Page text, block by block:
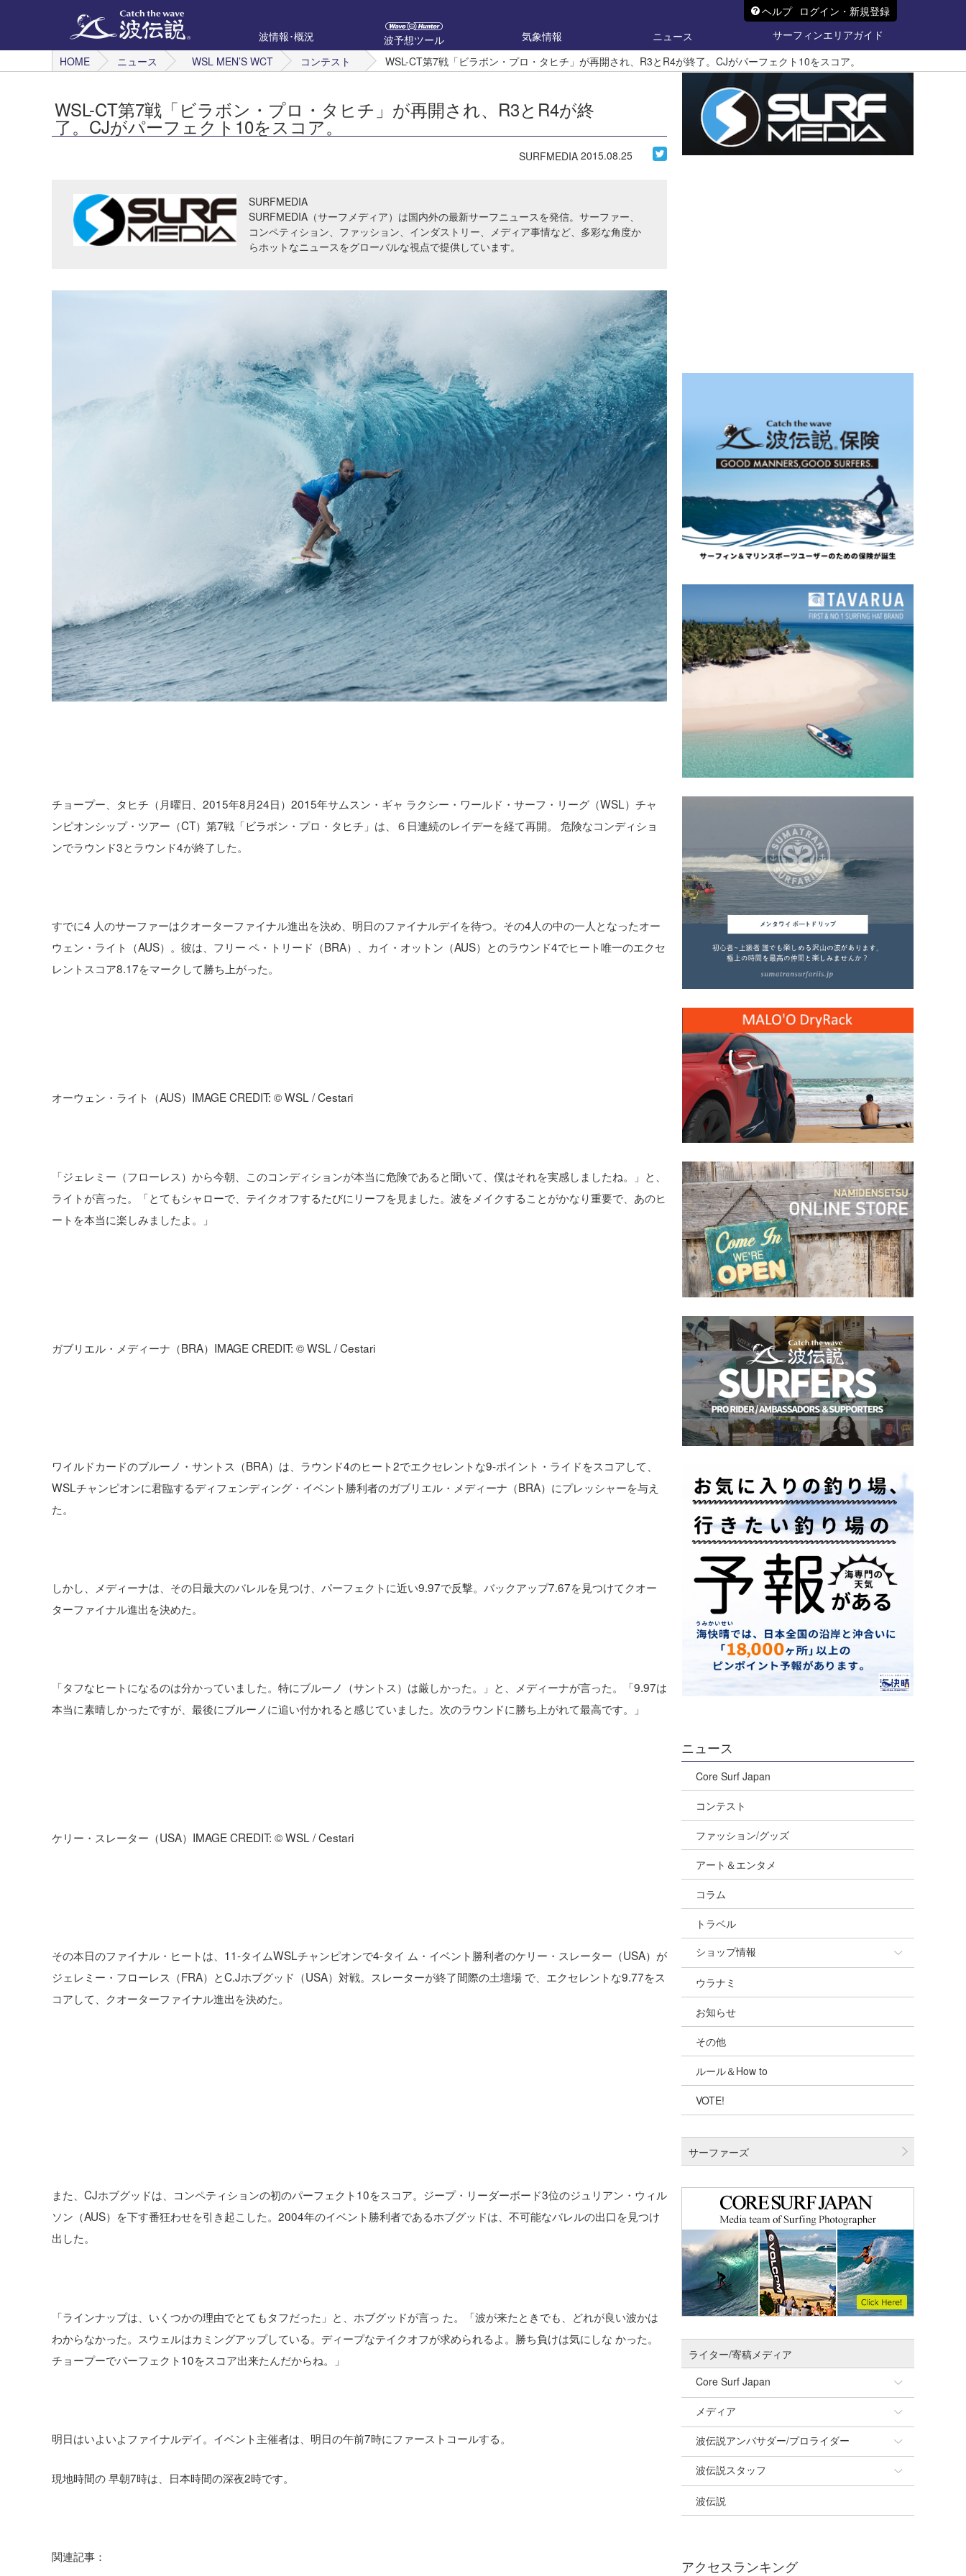
ヘルプ ログイン・新規登録
波情報･概況
波予想ツール 気象情報 ニュース
サーフィンエリアガイド
HOME
ニュース WSL MEN’S WCT コンテスト WSL-CT第7戦「ビラボン・プロ・タヒチ」が再開され、R3とR4が終了。CJがパーフェクト10をスコア。
WSL-CT第7戦「ビラボン・プロ・タヒチ」が再開され、R3とR4が終
了。CJがパーフェクト10をスコア。
SURFMEDIA 2015.08.25
SURFMEDIA
SURFMEDIA（サーフメディア）は国内外の最新サーフニュースを発信。サーファー、
コンペティション、ファッション、インダストリー、メディア事情など、多彩な角度か
らホットなニュースをグローバルな視点で提供しています。
チョープー、タヒチ（月曜日、2015年8月24日）2015年サムスン・ギャ ラクシー・ワールド・サーフ・リーグ（WSL）チャ
ンピオンシップ・ツアー（CT）第7戦「ビラボン・プロ・タヒチ」は、６日連続のレイデーを経て再開。 危険なコンディショ
ンでラウンド3とラウンド4が終了した。
すでに4 人のサーファーはクオーターファイナル進出を決め、明日のファイナルデイを待つ。その4人の中の一人となったオー
ウェン・ライト（AUS）。彼は、フリー ペ・トリード（BRA）、カイ・オットン（AUS）とのラウンド4でヒート唯一のエクセ
レントスコア8.17をマークして勝ち上がった。
オーウェン・ライト（AUS）IMAGE CREDIT: © WSL / Cestari
「ジェレミー（フローレス）から今朝、このコンディションが本当に危険であると聞いて、僕はそれを実感しましたね。」と、
ライトが言った。「とてもシャローで、テイクオフするたびにリーフを見ました。波をメイクすることがかなり重要で、あのヒ
ートを本当に楽しみましたよ。」
ガブリエル・メディーナ（BRA）IMAGE CREDIT: © WSL / Cestari
ワイルドカードのブルーノ・サントス（BRA）は、ラウンド4のヒート2でエクセレントな9-ポイント・ライドをスコアして、
WSLチャンピオンに君臨するディフェンディング・イベント勝利者のガブリエル・メディーナ（BRA）にプレッシャーを与え
た。
しかし、メディーナは、その日最大のバレルを見つけ、パーフェクトに近い9.97で反撃。バックアップ7.67を見つけてクオー
ターファイナル進出を決めた。
「タフなヒートになるのは分かっていました。特にブルーノ（サントス）は厳しかった。」と、メディーナが言った。「9.97は
本当に素晴しかったですが、最後にブルーノに追い付かれると感じていました。次のラウンドに勝ち上がれて最高です。」
ケリー・スレーター（USA）IMAGE CREDIT: © WSL / Cestari
その本日のファイナル・ヒートは、11-タイムWSLチャンピオンで4-タイ ム・イベント勝利者のケリー・スレーター（USA）が
ジェレミー・フローレス（FRA）とC.Jホブグッド（USA）対戦。スレーターが終了間際の土壇場 で、エクセレントな9.77をス
コアして、クオーターファイナル進出を決めた。
また、CJホブグッドは、コンペティションの初のパーフェクト10をスコア。ジープ・リーダーボード3位のジュリアン・ウィル
ソン（AUS）を下す番狂わせを引き起こした。2004年のイベント勝利者であるホブグッドは、不可能なバレルの出口を見つけ
出した。
「ラインナップは、いくつかの理由でとてもタフだった」と、ホブグッドが言っ た。「波が来たときでも、どれが良い波かは
わからなかった。スウェルはカミングアップしている。ディープなテイクオフが求められるよ。勝ち負けは気にしな かった。
チョープーでパーフェクト10をスコア出来たんだからね。」
明日はいよいよファイナルデイ。イベント主催者は、明日の午前7時にファーストコールする。
現地時間の 早朝7時は、日本時間の深夜2時です。
関連記事：
ニュース
Core Surf Japan
コンテスト
ファッション/グッズ
アート＆エンタメ
コラム
トラベル
ショップ情報
ショップ情報
湘南
千葉北
伊豆
千葉南
四国
沖縄
ウラナミ
お知らせ
その他
ルール＆How to
VOTE!
サーファーズ
ライター/寄稿メディア
Core Surf Japan
Naoya Kimoto
mitsuteru Kamio
Yasunari Inoue
Yoshiyuki Obata
DELTA FORCE SURF
メディア
SURFMEDIA
Colors MAGAZINE
WAVAL
波伝説アンバサダー/プロライダー
福島寿実子
中浦“JET”章
進士剛光
波伝説スタッフ
☆加藤
Aichan
波伝説
アクセスランキング